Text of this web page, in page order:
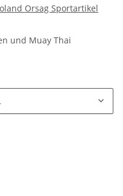
Orsag Sportartikel
und Muay Thai